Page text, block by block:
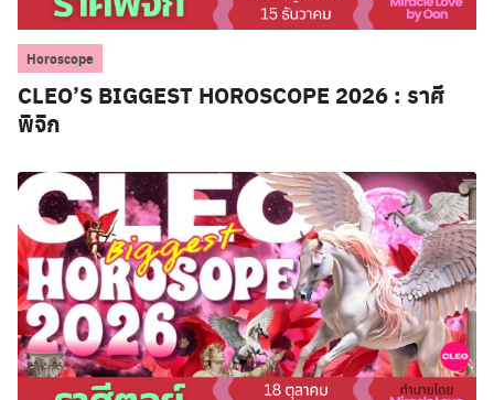
Horoscope
CLEO’S BIGGEST HOROSCOPE 2026 : ราศี
พิจิก